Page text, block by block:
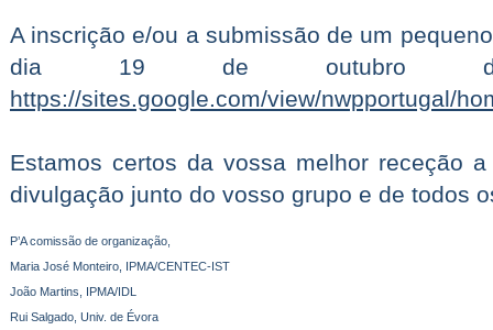
A inscrição e/ou a submissão de um
dia 19 de outubro
https://sites.google.com/view/nwpportugal/
Estamos certos da vossa melhor receção
divulgação junto do vosso grupo e de todos
P’A comissão de organização,
Maria José Monteiro, IPMA/CENTEC-IST
João Martins, IPMA/IDL
Rui Salgado, Univ. de Évora